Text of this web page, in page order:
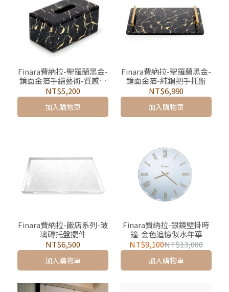
Finara費納拉-聖羅蘭黑金-
鏡面金箔手繪藝術-質感面
紙盒
NT$5,200
加入購物車
Finara費納拉-聖羅蘭黑金-
鏡面金箔-純銅把手托盤
NT$6,990
加入購物車
Finara費納拉-飯店系列-玻
璃磚托盤擺件
NT$6,500
加入購物車
Finara費納拉-銀鏡壁掛時
鐘-金色追憶似水年華
NT$9,100NT$13,000
加入購物車